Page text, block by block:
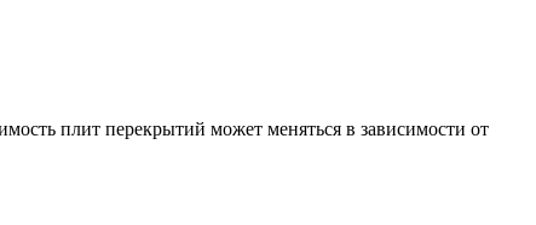
плит перекрытий может меняться в зависимости от